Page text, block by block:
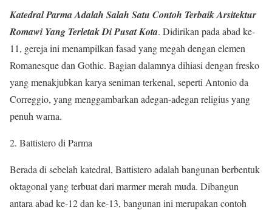
Katedral Parma Adalah Salah Satu Contoh Terbaik Arsitektur
Romawi Yang Terletak Di Pusat Kota. Didirikan pada abad ke-
11, gereja ini menampilkan fasad yang megah dengan elemen
Romanesque dan Gothic. Bagian dalamnya dihiasi dengan fresko
yang menakjubkan karya seniman terkenal, seperti Antonio da
Correggio, yang menggambarkan adegan-adegan religius yang
penuh warna.
2. Battistero di Parma
Berada di sebelah katedral, Battistero adalah bangunan berbentuk
oktagonal yang terbuat dari marmer merah muda. Dibangun
antara abad ke-12 dan ke-13, bangunan ini merupakan contoh